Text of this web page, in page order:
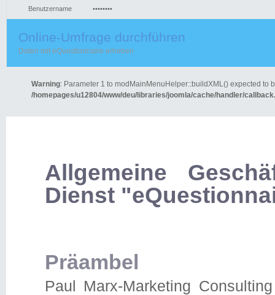
Online-Umfrage durchführen
Daten mit eQuestionnaire erheben
Warning: Parameter 1 to modMainMenuHelper::buildXML() expected to
/homepages/u12804/www/deu/libraries/joomla/cache/handler/
Allgemeine
Dienst
Präambel
Paul Marx-Marketing